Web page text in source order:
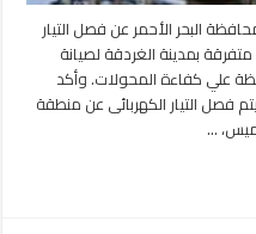
البحر الأحمر عن فصل التيار
بمدينة الغردقة لصيانة
علي كفاءة المحولات. وأكد
فصل التيار الكهربائى عن منطقة
…